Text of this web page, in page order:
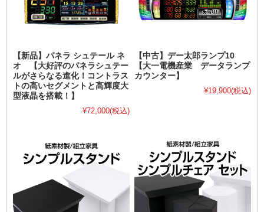
【新品】パネラ シュテール ネ
オ 【大好評のパネラシュテー
ルがさらなる進化！コントラス
トの高いセグメントと高輝度大
型液晶を搭載！】
¥72,000(税込)
【中古】デー太郎ランプ10
【大一電機産業 データランプ
カウンター】
¥19,900(税込)